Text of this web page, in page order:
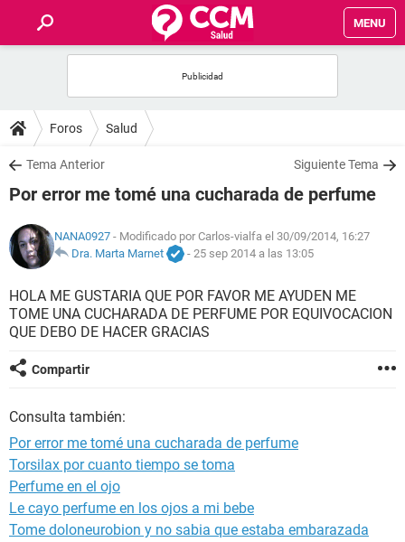
MENU
FOROS
SALUD
NUTRICIÓN
BIENESTAR
Foros Salud
Tema Anterior Siguiente Tema
Por error me tomé una cucharada de perfume
NANA0927 - Modificado por Carlos-vialfa el 30/09/2014, 16:27
Dra. Marta Marnet
- 25 sep 2014 a las 13:05
HOLA ME GUSTARIA QUE POR FAVOR ME AYUDEN ME
TOME UNA CUCHARADA DE PERFUME POR EQUIVOCACION
QUE DEBO DE HACER GRACIAS
Compartir
Consulta también:
Por error me tomé una cucharada de perfume
Torsilax por cuanto tiempo se toma
Perfume en el ojo
Le cayo perfume en los ojos a mi bebe
Tome doloneurobion y no sabia que estaba embarazada